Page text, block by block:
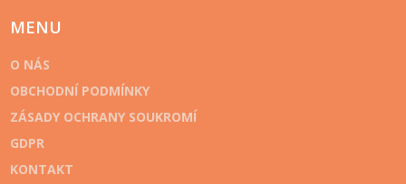
MENU
O NÁS
OBCHODNÍ PODMÍNKY
ZÁSADY OCHRANY SOUKROMÍ
GDPR
KONTAKT